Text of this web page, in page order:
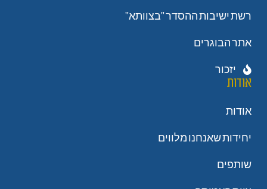
רשת ישיבות ההסדר "בצוותא"
אתר הבוגרים
יזכור
אודות
אודות
יחידות שאנחנו מלווים
שותפים